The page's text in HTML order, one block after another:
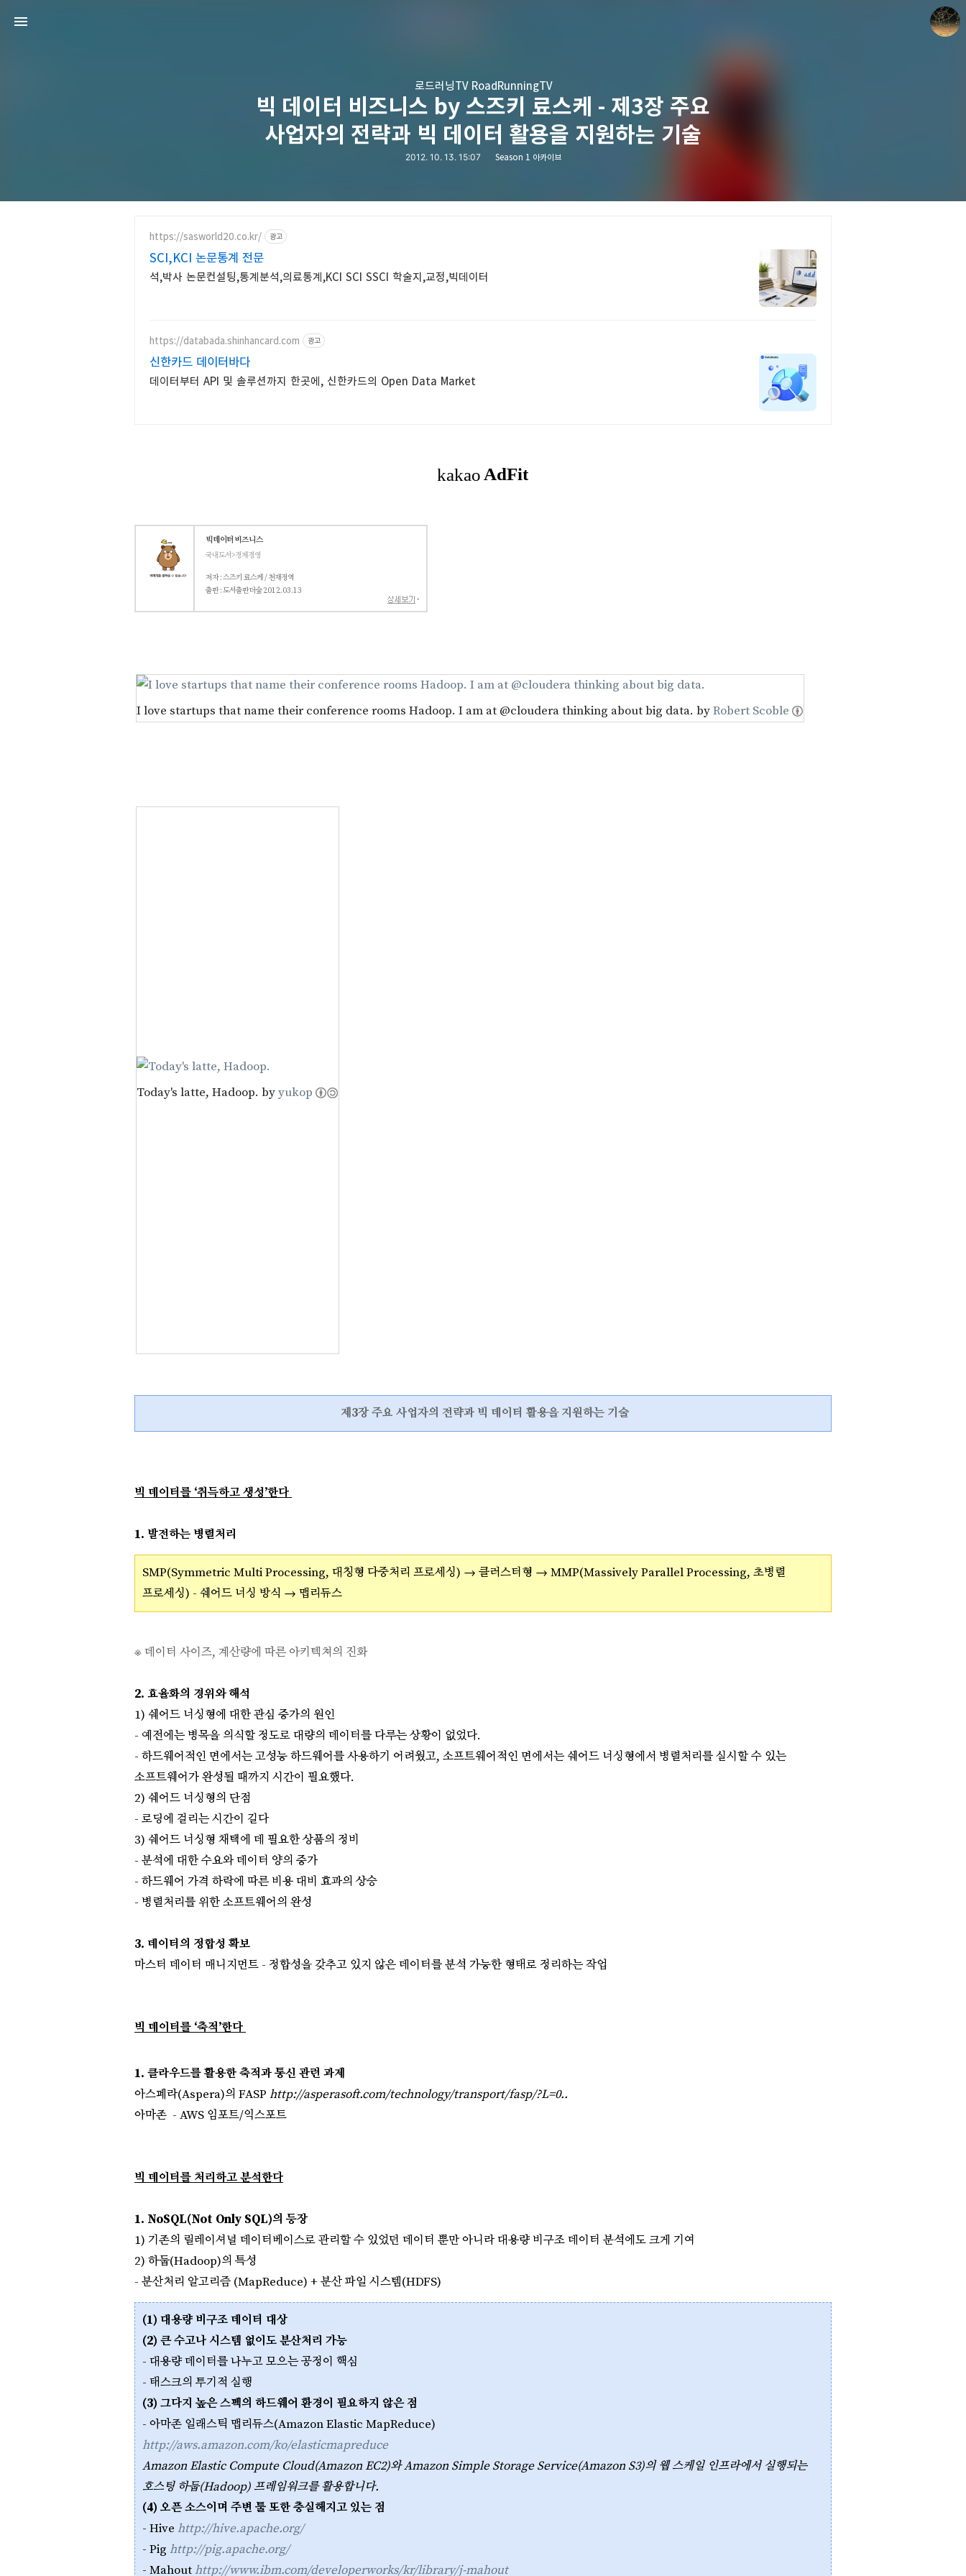
로드러닝TV RoadRunningTV
빅 데이터 비즈니스 by 스즈키 료스케 - 제3장 주요
사업자의 전략과 빅 데이터 활용을 지원하는 기술
2012. 10. 13. 15:07 Season 1 아카이브
https://sasworld20.co.kr/ 광고
SCI,KCI 논문통계 전문
석,박사 논문컨설팅,통계분석,의료통계,KCI SCI SSCI 학술지,교정,빅데이터
https://databada.shinhancard.com 광고
신한카드 데이터바다
데이터부터 API 및 솔루션까지 한곳에, 신한카드의 Open Data Market
빅데이터 비즈니스
국내도서>경제경영
저자 : 스즈키 료스케 / 천재정역
출판 : 도서출판더숲2012.03.13
I love startups that name their conference rooms Hadoop. I am at @cloudera thinking about big data. byRobert Scoble
Today's latte, Hadoop. byyukop
제3장 주요 사업자의 전략과 빅 데이터 활용을 지원하는 기술
빅 데이터를 ‘취득하고 생성’한다
1. 발전하는 병렬처리
SMP(Symmetric Multi Processing, 대칭형 다중처리 프로세싱) → 클러스터형 → MMP(Massively Parallel Processing, 초병렬
프로세싱) - 쉐어드 너싱 방식 → 맵리듀스
※ 데이터 사이즈, 계산량에 따른 아키텍쳐의 진화
2. 효율화의 경위와 해석
1) 쉐어드 너싱형에 대한 관심 증가의 원인
- 예전에는 병목을 의식할 정도로 대량의 데이터를 다루는 상황이 없었다.
- 하드웨어적인 면에서는 고성능 하드웨어를 사용하기 어려웠고, 소프트웨어적인 면에서는 쉐어드 너싱형에서 병렬처리를 실시할 수 있는
소프트웨어가 완성될 때까지 시간이 필요했다.
2) 쉐어드 너싱형의 단점
- 로딩에 걸리는 시간이 길다
3) 쉐어드 너싱형 채택에 데 필요한 상품의 정비
- 분석에 대한 수요와 데이터 양의 증가
- 하드웨어 가격 하락에 따른 비용 대비 효과의 상승
- 병렬처리를 위한 소프트웨어의 완성
3. 데이터의 정합성 확보
마스터 데이터 매니지먼트 - 정합성을 갖추고 있지 않은 데이터를 분석 가능한 형태로 정리하는 작업
빅 데이터를 ‘축적’한다
1. 클라우드를 활용한 축적과 통신 관련 과제
아스페라(Aspera)의 FASP http://asperasoft.com/technology/transport/fasp/?L=0..
아마존 - AWS 임포트/익스포트
빅 데이터를 처리하고 분석한다
1. NoSQL(Not Only SQL)의 등장
1) 기존의 릴레이셔널 데이터베이스로 관리할 수 있었던 데이터 뿐만 아니라 대용량 비구조 데이터 분석에도 크게 기여
2) 하둡(Hadoop)의 특성
- 분산처리 알고리즘 (MapReduce) + 분산 파일 시스템(HDFS)
(1) 대용량 비구조 데이터 대상
(2) 큰 수고나 시스템 없이도 분산처리 가능
- 대용량 데이터를 나누고 모으는 공정이 핵심
- 태스크의 투기적 실행
(3) 그다지 높은 스펙의 하드웨어 환경이 필요하지 않은 점
- 아마존 일래스틱 맵리듀스(Amazon Elastic MapReduce)
http://aws.amazon.com/ko/elasticmapreduce
Amazon Elastic Compute Cloud(Amazon EC2)와 Amazon Simple Storage Service(Amazon S3)의 웹 스케일 인프라에서 실행되는
호스팅 하둡(Hadoop) 프레임워크를 활용합니다.
(4) 오픈 소스이며 주변 툴 또한 충실해지고 있는 점
- Hive http://hive.apache.org/
- Pig http://pig.apache.org/
- Mahouthttp://www.ibm.com/developerworks/kr/library/j-mahout